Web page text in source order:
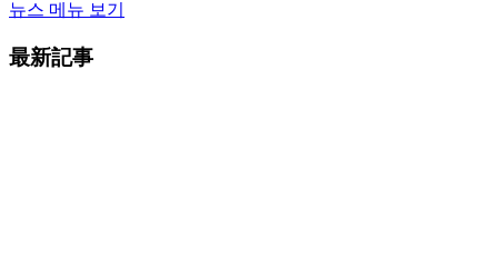
뉴스 메뉴 보기
最新記事